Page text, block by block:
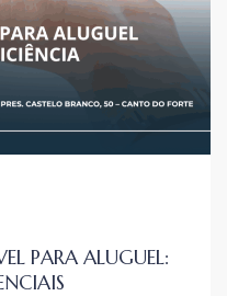
PARA ALUGUEL: